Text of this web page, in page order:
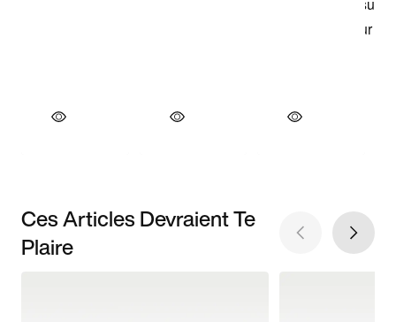
Ces Articles Devraient Te
Plaire